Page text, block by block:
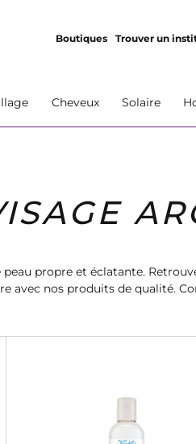
Boutiques Trouver un
Cheveux Solaire
propre et éclatante.
avec nos produits de qualité.